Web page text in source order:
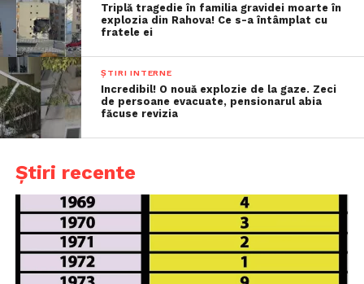
Triplă tragedie în familia gravidei moarte în
explozia din Rahova! Ce s-a întâmplat cu
fratele ei
ȘTIRI INTERNE
Incredibil! O nouă explozie de la gaze. Zeci
de persoane evacuate, pensionarul abia
făcuse revizia
Știri recente